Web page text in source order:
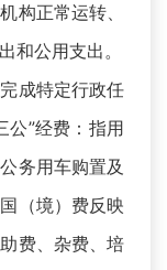
构正常运转、
和公用支出。
成特定行政任
公”经费：指用
务用车购置及
（境）费反映
费、杂费、培